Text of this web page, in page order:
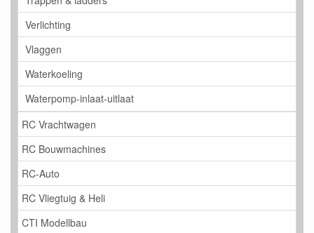
Verlichting
Vlaggen
Waterkoeling
Waterpomp-inlaat-uitlaat
RC Vrachtwagen
RC Bouwmachines
RC-Auto
RC Vliegtuig & Heli
CTI Modellbau